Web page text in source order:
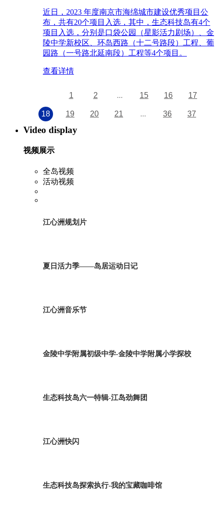
近日，2023 年度南京市海绵城市建设优秀项目公
布，共有20个项目入选，其中，生态科技岛有4个
项目入选，分别是口袋公园（星影活力剧场）、金
陵中学新校区、环岛西路（十二号路段）工程、葡
园路（一号路北延南段）工程等4个项目。
查看详情
1 2 ... 15 16 17
18 19 20 21 ... 36 37
Video display
视频展示
全岛视频
活动视频
江心洲规划片
夏日活力季——岛居运动日记
江心洲音乐节
金陵中学附属初级中学-金陵中学附属小学探校
生态科技岛六一特辑-江岛劲舞团
江心洲快闪
生态科技岛探索执行-我的宝藏咖啡馆